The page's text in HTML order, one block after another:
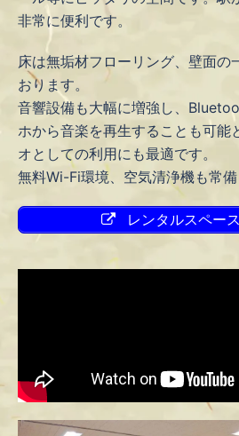
非常に便利です。
床は無垢材フローリング、壁面の
おります。
音響設備も大幅に増強し、
ホから音楽を再生することも可能
オとしての利用にも最適です。
無料Wi-Fi環境、空気清浄機も常備
レンタルスペー